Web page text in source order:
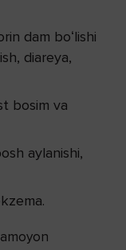
dam boʻlishi
diareya,
bosim va
aylanishi,